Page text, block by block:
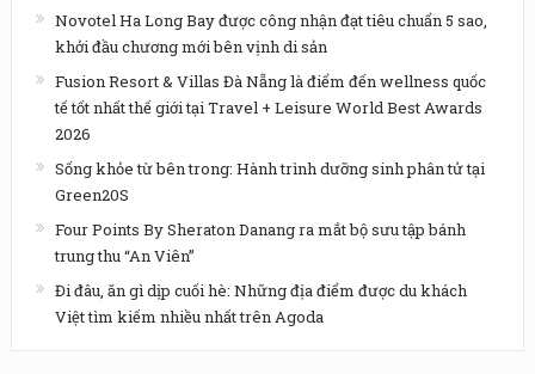
Novotel Ha Long Bay được công nhận đạt tiêu chuẩn 5 sao,
khởi đầu chương mới bên vịnh di sản
Fusion Resort & Villas Đà Nẵng là điểm đến wellness quốc
tế tốt nhất thế giới tại Travel + Leisure World Best Awards
2026
Sống khỏe từ bên trong: Hành trình dưỡng sinh phân tử tại
Green20S
Four Points By Sheraton Danang ra mắt bộ sưu tập bánh
trung thu “An Viên”
Đi đâu, ăn gì dịp cuối hè: Những địa điểm được du khách
Việt tìm kiếm nhiều nhất trên Agoda